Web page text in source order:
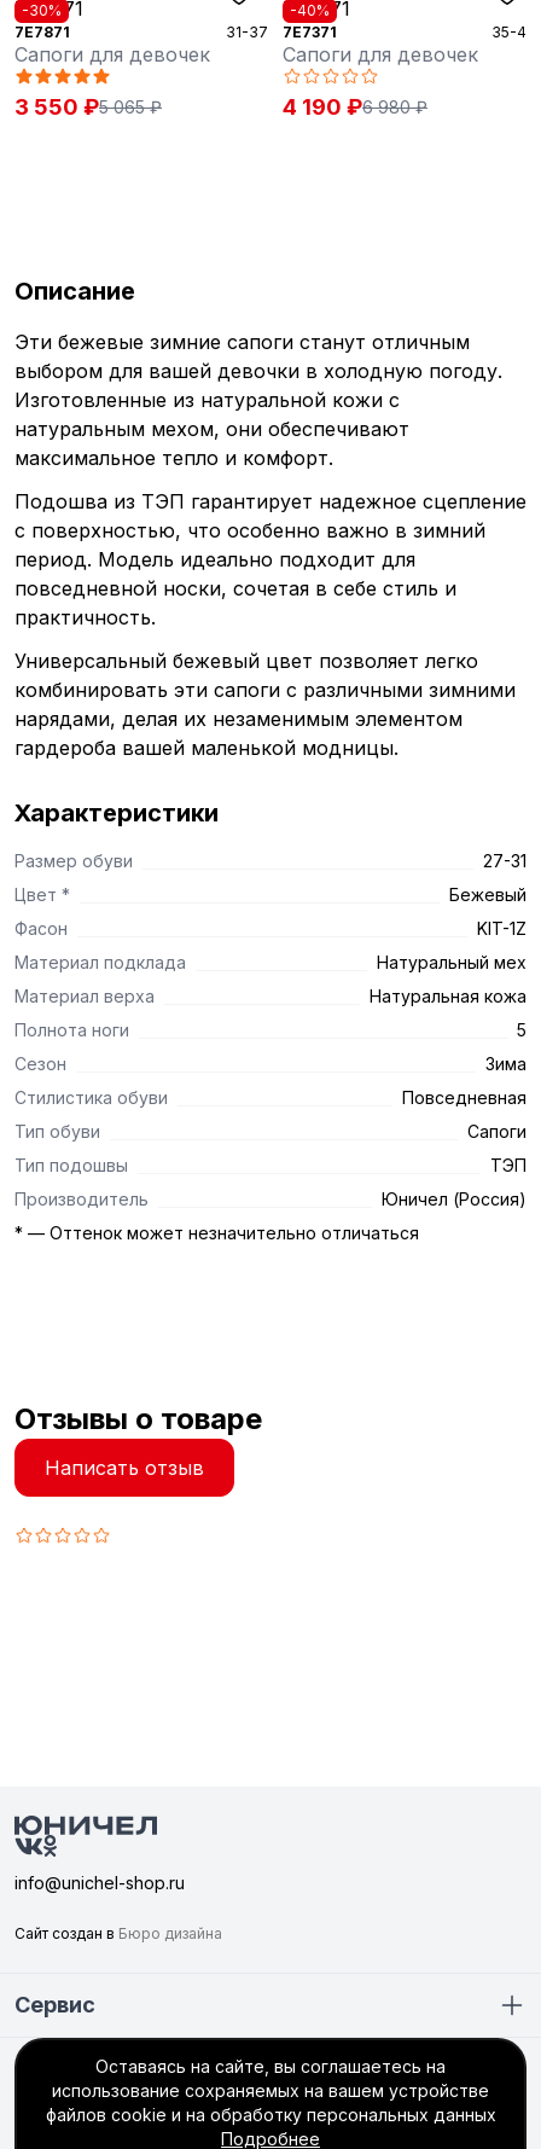
девочек
5 065 ₽
-40%
7E7371
Сапоги для девочек
6 980 ₽
-40%
7E7481
Сапоги
Описание
Эти бежевые зимние сапоги станут отличным
выбором для вашей девочки в холодную погоду.
Изготовленные из натуральной кожи с
натуральным мехом, они обеспечивают
максимальное тепло и комфорт.
Подошва из ТЭП гарантирует надежное сцепление
с поверхностью, что особенно важно в зимний
период. Модель идеально подходит для
повседневной носки, сочетая в себе стиль и
практичность.
Универсальный бежевый цвет позволяет легко
комбинировать эти сапоги с различными зимними
нарядами, делая их незаменимым элементом
гардероба вашей маленькой модницы.
Характеристики
Размер обуви
27-31
Цвет *
Бежевый
Фасон
KIT-1Z
Материал подклада
Натуральный мех
Материал верха
Натуральная кожа
Полнота ноги
5
Сезон
Зима
Стилистика обуви
Повседневная
Тип обуви
Сапоги
Тип подошвы
ТЭП
Производитель
Юничел (Россия)
* — Оттенок может незначительно отличаться
Отзывы о товаре
Написать отзыв
info@unichel-shop.ru
Сайт создан в Бюро дизайна
Сервис
Покупателю
+7 (351) 749-56-66
Оставаясь на сайте, вы соглашаетесь на
использование сохраняемых на вашем устройстве
файлов cookie и на обработку персональных данных
Подробнее